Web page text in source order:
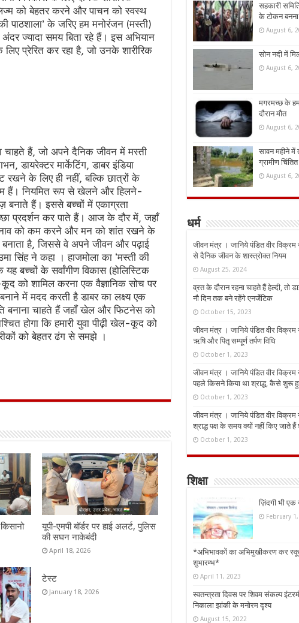
को बेहतर करने और पाचन को स्वस्थ
पाठशाला’ के जरिए हम मनोरंजन (मस्ती)
ज्यादा समय बिता रहे हैं। इस अभियान
प्रेरित कर रहा है, जो उनके शारीरिक
चाहते हैं, जो अपने दैनिक जीवन में मस्ती
डायरेक्टर मार्केटिंग, डाबर इंडिया
रखने के लिए ही नहीं, बल्कि छात्रों के
हैं। नियमित रूप से खेलने और हिलने-
बनाते हैं। इससे बच्चों में एकाग्रता
प्रदर्शन कर पाते हैं। आज के दौर में, जहाँ
को कम करने और मन को शांत रखने के
है, जिससे वे अपने जीवन और पढ़ाई
सिंह ने कहा । हाजमोला का ‘मस्ती की
बच्चों के सर्वांगीण विकास (होलिस्टिक
को शामिल करना एक वैज्ञानिक सोच पर
में मदद करती है डाबर का लक्ष्य एक
बनाना चाहते हैं जहाँ खेल और फिटनेस को
होगा कि हमारी युवा पीढ़ी खेल-कूद को
को बेहतर ढंग से समझे ।
यूपी-एमपी बॉर्डर पर हाई अलर्ट, पुलिस
की सघन नाकेबंदी
April 18, 2026
टेस्ट
January 18, 2026
सहकारी
के टोकन
August 6,
सोन नदी में
August 6,
मगरमच्छ के
दौरान मौत
August 6,
सावन महीने में
ग्रामीण चिंतित
August 6,
धर्म
जीवन मंत्र । जानिये पंडित वीर विक्रम
से दैनिक जीवन के शास्त्रोक्त नियम
August 25, 2024
व्रत के दौरान रहना चाहते हैं हेल्दी, तो
नौ दिन तक बने रहेंगे एनर्जेटिक
October 15, 2023
जीवन मंत्र । जानिये पंडित वीर विक्रम
ऋषि और पितृ सम्पूर्ण तर्पण विधि
October 1, 2023
जीवन मंत्र । जानिये पंडित वीर
पहले किसने किया था श्राद्ध, कैसे शुरू
October 1, 2023
जीवन मंत्र । जानिये पंडित वीर विक्रम
श्राद्ध पक्ष के समय क्यों नहीं किए जाते हैं
October 1, 2023
शिक्षा
ज़िंदगी भी
February
*अभिभावकों का अभिमुखीकरण कर
शुभारम्भ*
April 11, 2023
स्वतन्त्रता दिवस पर शिवम संकल्प
निकाला झांकी के मनोरम दृश्य
August 15, 2022